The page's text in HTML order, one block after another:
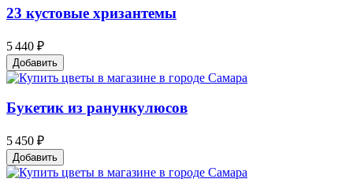
23 кустовые хризантемы
5 440 ₽
Добавить
Букетик из ранункулюсов
5 450 ₽
Добавить